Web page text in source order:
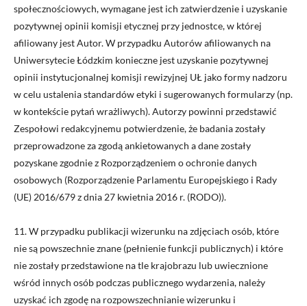
społecznościowych, wymagane jest ich zatwierdzenie i uzyskanie
pozytywnej opinii komisji etycznej przy jednostce, w której
afiliowany jest Autor. W przypadku Autorów afiliowanych na
Uniwersytecie Łódzkim konieczne jest uzyskanie pozytywnej
opinii instytucjonalnej komisji rewizyjnej UŁ jako formy nadzoru
w celu ustalenia standardów etyki i sugerowanych formularzy (np.
w kontekście pytań wrażliwych). Autorzy powinni przedstawić
Zespołowi redakcyjnemu potwierdzenie, że badania zostały
przeprowadzone za zgodą ankietowanych a dane zostały
pozyskane zgodnie z Rozporządzeniem o ochronie danych
osobowych (Rozporządzenie Parlamentu Europejskiego i Rady
(UE) 2016/679 z dnia 27 kwietnia 2016 r. (RODO)).
11. W przypadku publikacji wizerunku na zdjęciach osób, które
nie są powszechnie znane (pełnienie funkcji publicznych) i które
nie zostały przedstawione na tle krajobrazu lub uwiecznione
wśród innych osób podczas publicznego wydarzenia, należy
uzyskać ich zgodę na rozpowszechnianie wizerunku i